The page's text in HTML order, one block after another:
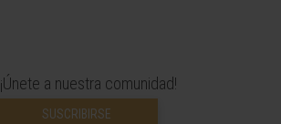
¡Únete a nuestra comunidad!
SUSCRIBIRSE